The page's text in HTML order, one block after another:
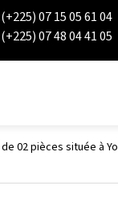
(+225) 07 15 05 61 04
(+225) 07 48 04 41 05
02 pièces située à